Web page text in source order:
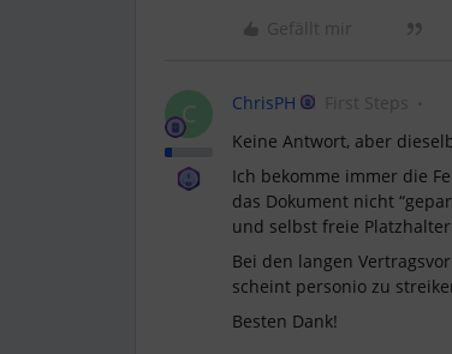
Gefällt mir
C ChrisPH First Steps
Keine Antwort, aber
Ich bekomme immer die
das Dokument nicht
und selbst freie
Bei den langen
scheint personio zu
Besten Dank!